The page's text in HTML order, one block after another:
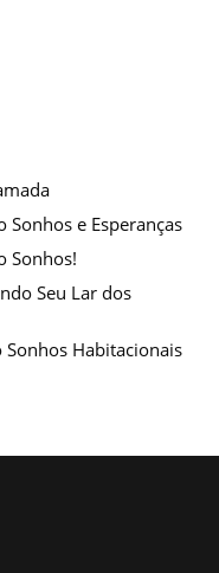
Sonhos e Esperanças
Sonhos!
Seu Lar dos
Sonhos Habitacionais